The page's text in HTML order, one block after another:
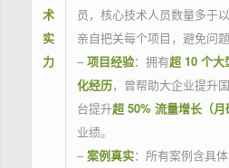
术
实
力
员，核心技术人员数量多于
亲自把关每个项目，避免问题
– 项目经验：拥有超 10 个大
化经历，曾帮助大企业提升
台提升超 50% 流量增长（月
业绩。
– 案例真实：所有案例含具